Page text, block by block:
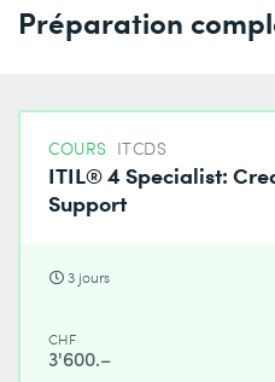
Préparation
COURS ITCDS
ITIL® 4 Specialist:
Support
3 jours
CHF
3'600.–